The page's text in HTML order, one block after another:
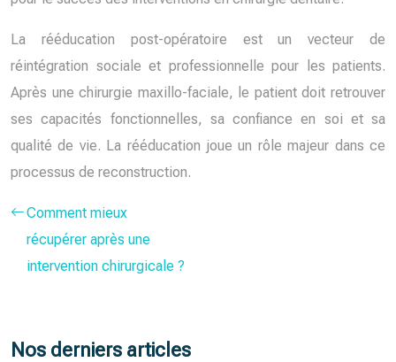
La rééducation post-opératoire est un vecteur de
réintégration sociale et professionnelle pour les patients.
Après une chirurgie maxillo-faciale, le patient doit retrouver
ses capacités fonctionnelles, sa confiance en soi et sa
qualité de vie. La rééducation joue un rôle majeur dans ce
processus de reconstruction.
Comment mieux
récupérer après une
intervention chirurgicale ?
Nos derniers articles